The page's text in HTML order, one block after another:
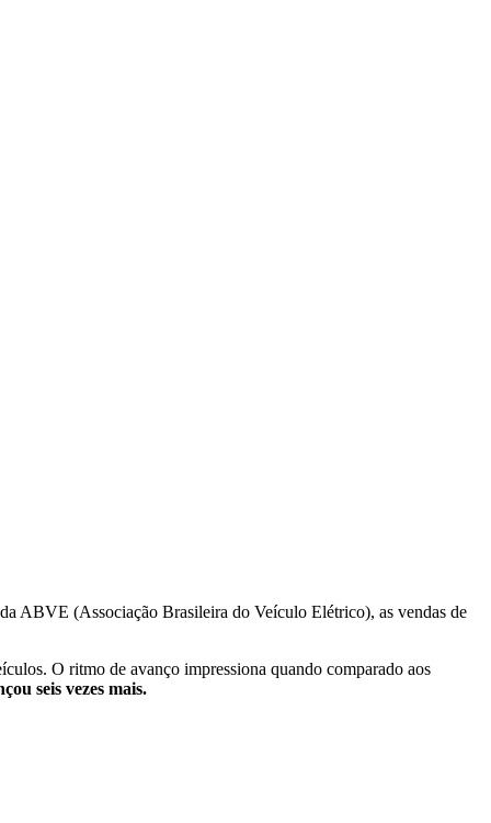
ABVE (Associação Brasileira do Veículo Elétrico), as vendas de
O ritmo de avanço impressiona quando comparado aos
seis vezes mais.